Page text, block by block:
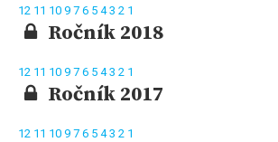
12 11 10 9 7 6 5 43 2 1
Ročník 2018
12 11 10 9 7 6 5 43 2 1
Ročník 2017
12 11 10 9 7 6 5 43 2 1